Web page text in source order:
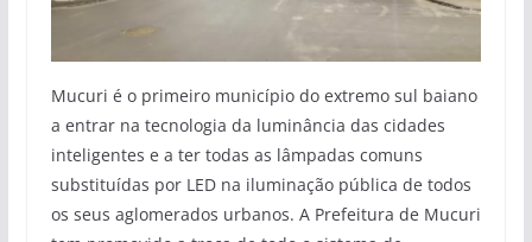
Mucuri é o primeiro município do extremo sul baiano
a entrar na tecnologia da luminância das cidades
inteligentes e a ter todas as lâmpadas comuns
substituídas por LED na iluminação pública de todos
os seus aglomerados urbanos. A Prefeitura de Mucuri